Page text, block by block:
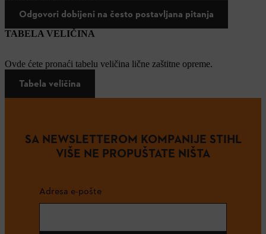
Odgovori dobijeni na često postavljana pitanja
TABELA VELIČINA
Ovde ćete pronaći tabelu veličina lične zaštitne opreme.
Tabela veličina
SA NEWSLETTEROM KOMPANIJE STIHL
VIŠE NE PROPUŠTATE NIŠTA
Adresa e-pošte